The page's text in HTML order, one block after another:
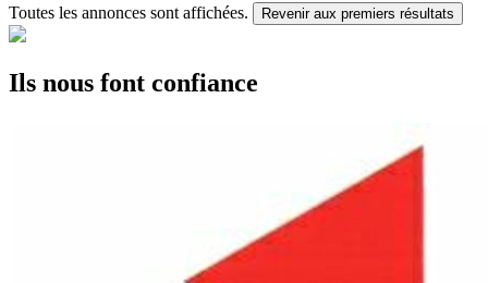
Toutes les annonces sont affichées. Revenir aux premiers résultats
Ils nous font confiance